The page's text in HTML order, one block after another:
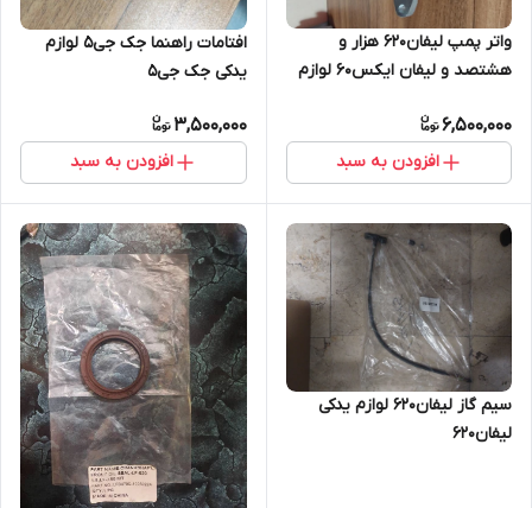
واتر پمپ لیفان۶۲۰ هزار و
هشتصد و لیفان ایکس۶۰ لوازم
6,500,000
افزودن به سبد
افتامات راهنما جک جی۵ لوازم
یدکی جک جی۵
3,500,000
افزودن به سبد
سیم گاز لیفان۶۲۰ لوازم یدکی
لیفان۶۲۰